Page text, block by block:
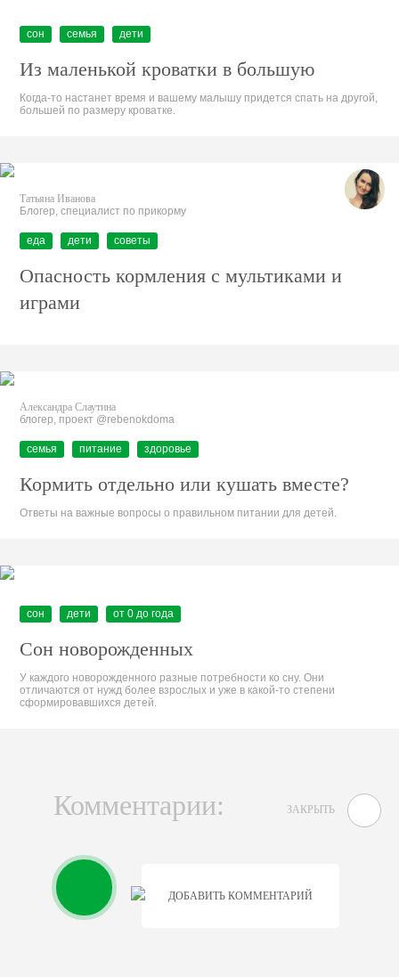
сон семья дети
Из маленькой кроватки в большую
Когда-то настанет время и вашему малышу придется спать на другой,
большей по размеру кроватке.
Татьяна Иванова
Блогер, специалист по прикорму
еда дети советы
Опасность кормления с мультиками и
играми
Александра Слаутина
блогер, проект @rebenokdoma
семья питание здоровье
Кормить отдельно или кушать вместе?
Ответы на важные вопросы о правильном питании для детей.
сон дети от 0 до года
Сон новорожденных
У каждого новорожденного разные потребности ко сну. Они
отличаются от нужд более взрослых и уже в какой-то степени
сформировавшихся детей.
Комментарии: ЗАКРЫТЬ
ДОБАВИТЬ КОММЕНТАРИЙ